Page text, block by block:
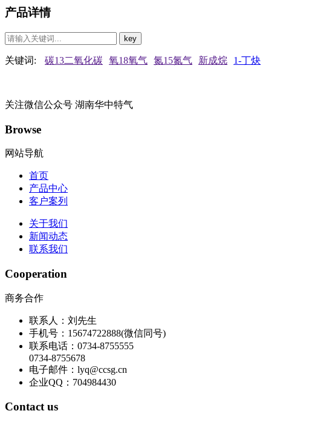
产品详情
关键词: 碳13二氧化碳 氧18氧气 氮15氮气 新成烷 1-丁炔
关注微信公众号 湖南华中特气
Browse
网站导航
首页
产品中心
客户案列
关于我们
新闻动态
联系我们
Cooperation
商务合作
联系人：刘先生
手机号：15674722888(微信同号)
联系电话：0734-8755555
0734-8755678
电子邮件：lyq@ccsg.cn
企业QQ：704984430
Contact us